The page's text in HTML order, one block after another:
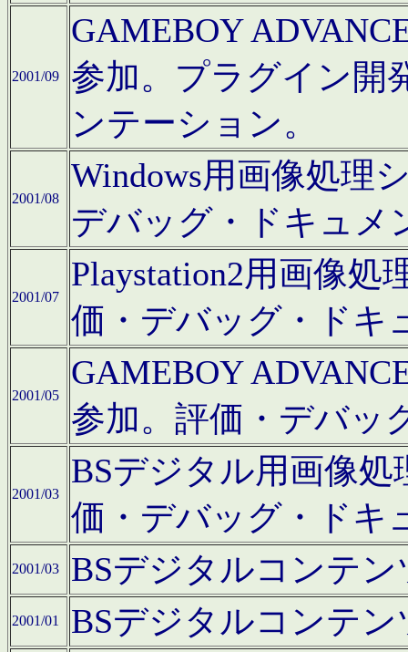
2001/09
GAMEBOY
参加。プラグイン開
ンテーション。
2001/08
Windows用画像処理
デバッグ・ドキュメ
2001/07
Playstation2用画像
価・デバッグ・ドキ
2001/05
GAMEBOY
参加。評価・デバッ
2001/03
BSデジタル用画像
価・デバッグ・ドキ
2001/03 BSデジタルコンテ
2001/01 BSデジタルコンテ